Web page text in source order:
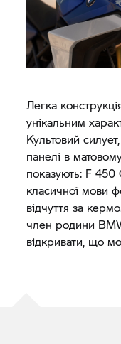
Легка
унікальним
Культовий
панелі в
показують: F 450
класичної мови
відчуття за
член родини
відкривати, що